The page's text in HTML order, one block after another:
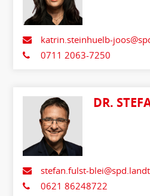
katrin.steinhuelb-
0711 2063-7250
DR.
stefan.fulst-
0621 86248722